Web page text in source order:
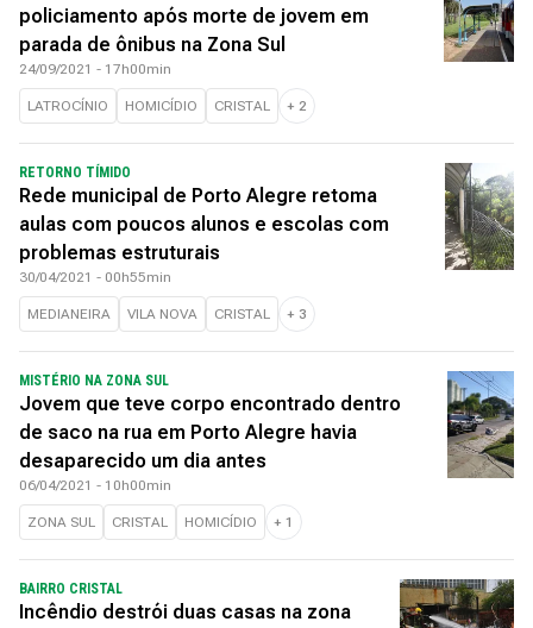
policiamento após morte de jovem em
parada de ônibus na Zona Sul
24/09/2021 - 17h00min
LATROCÍNIO HOMICÍDIO CRISTAL + 2
RETORNO TÍMIDO
Rede municipal de Porto Alegre retoma
aulas com poucos alunos e escolas com
problemas estruturais
30/04/2021 - 00h55min
MEDIANEIRA VILA NOVA CRISTAL + 3
MISTÉRIO NA ZONA SUL
Jovem que teve corpo encontrado dentro
de saco na rua em Porto Alegre havia
desaparecido um dia antes
06/04/2021 - 10h00min
ZONA SUL CRISTAL HOMICÍDIO + 1
BAIRRO CRISTAL
Incêndio destrói duas casas na zona